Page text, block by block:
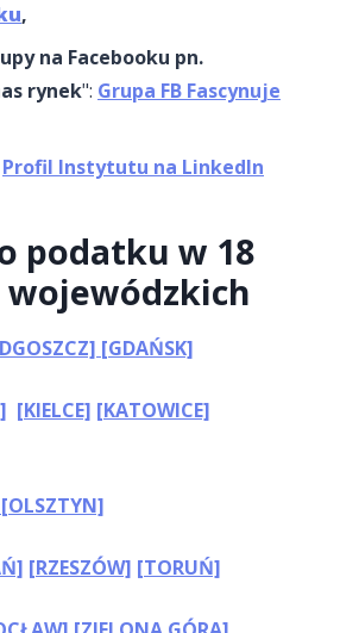
,
na Facebooku pn.
rynek": Grupa FB Fascynuje
Profil Instytutu na LinkedIn
podatku w 18
[GDAŃSK]
[KIELCE] [KATOWICE]
[OLSZTYN]
[RZESZÓW] [TORUŃ]